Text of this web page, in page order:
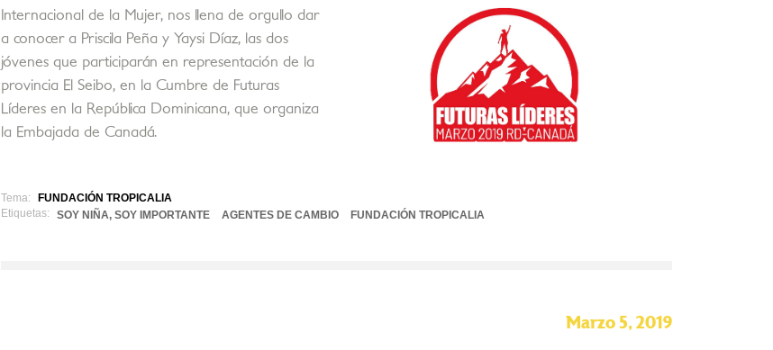
Internacional de la Mujer, nos llena de orgullo dar
a conocer a Priscila Peña y Yaysi Díaz, las dos
jóvenes que participarán en representación de la
provincia El Seibo, en la Cumbre de Futuras
Líderes en la República Dominicana, que organiza
la Embajada de Canadá.
Tema:
FUNDACIÓN TROPICALIA
Etiquetas:
SOY NIÑA, SOY IMPORTANTE AGENTES DE CAMBIO FUNDACIÓN TROPICALIA
Marzo 5, 2019